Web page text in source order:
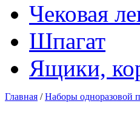
Чековая
Шпагат
Ящики,
Главная /Наборы одноразовой